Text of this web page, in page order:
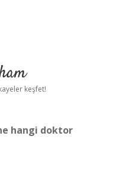
keşfet!
hangi doktor